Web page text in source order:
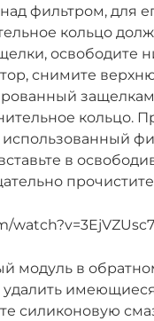
фильтром, для
кольцо
освободите
снимите
кольцо.
в
модуль в
удалить
силиконовую